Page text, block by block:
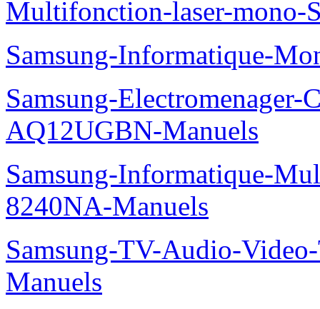
Multifonction-laser-mono-
Samsung-Informatique-
Samsung-Electromenager-
AQ12UGBN-Manuels
Samsung-Informatique-
8240NA-Manuels
Samsung-TV-Audio-
Manuels